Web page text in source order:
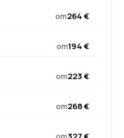
от264 €
от194 €
от223 €
от268 €